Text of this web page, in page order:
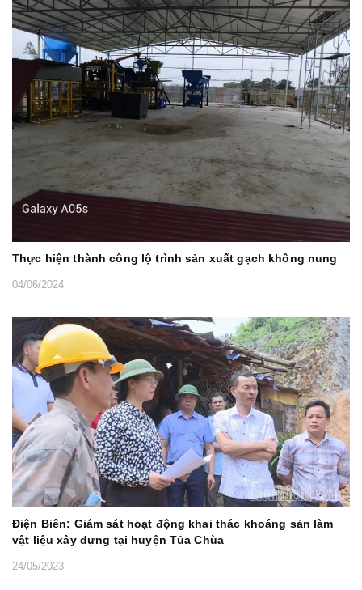
Thực hiện thành công lộ trình sản xuất gạch không nung
04/06/2024
Điện Biên: Giám sát hoạt động khai thác khoáng sản làm
vật liệu xây dựng tại huyện Tủa Chùa
24/05/2023